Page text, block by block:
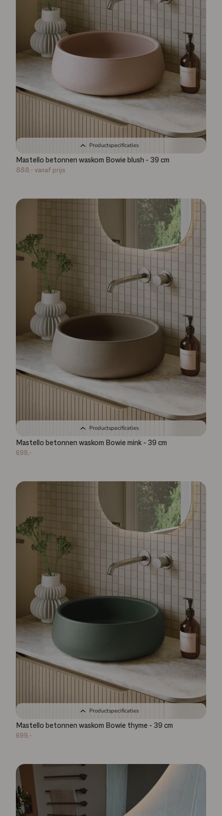
Productspecificaties
Mastello betonnen waskom Bowie blush - 39 cm
888,- vanaf prijs
Productspecificaties
Mastello betonnen waskom Bowie mink - 39 cm
699,-
Productspecificaties
Mastello betonnen waskom Bowie thyme - 39 cm
699,-